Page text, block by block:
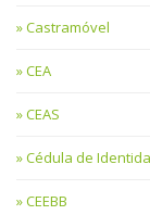
Castramóvel
CEA
CEAS
Cédula de
CEEBB